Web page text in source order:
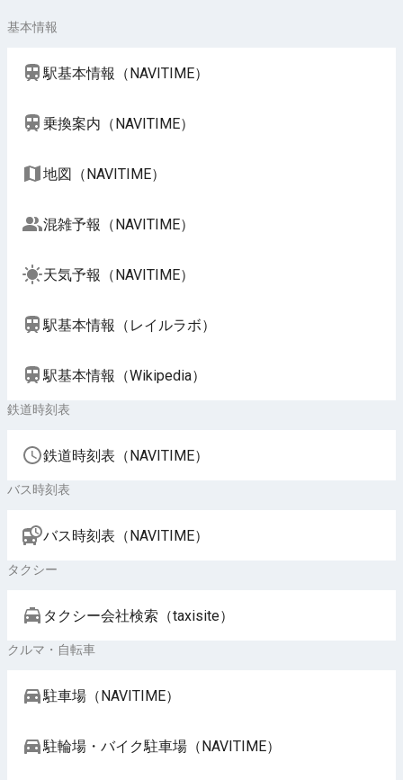
基本情報
駅基本情報（NAVITIME）
乗換案内（NAVITIME）
地図（NAVITIME）
混雑予報（NAVITIME）
天気予報（NAVITIME）
駅基本情報（レイルラボ）
駅基本情報（Wikipedia）
鉄道時刻表
鉄道時刻表（NAVITIME）
バス時刻表
バス時刻表（NAVITIME）
タクシー
タクシー会社検索（taxisite）
クルマ・自転車
駐車場（NAVITIME）
駐輪場・バイク駐車場（NAVITIME）